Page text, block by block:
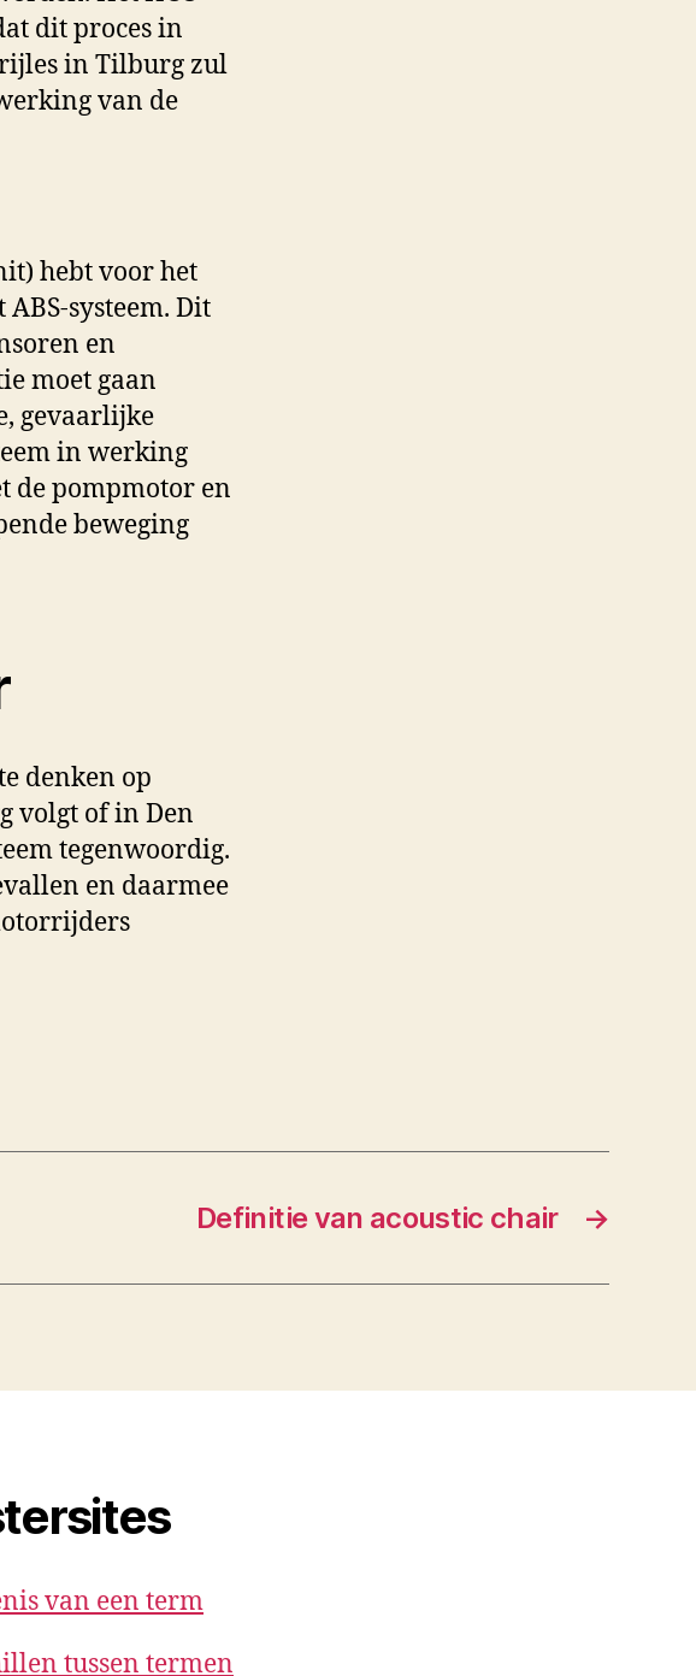
dit proces in
in Tilburg zul
van de
hebt voor het
systeem. Dit
en
moet gaan
gevaarlijke
in werking
de pompmotor en
beweging
denken op
volgt of in Den
tegenwoordig.
en daarmee
→
Definitie van acoustic chair
van een term
tussen termen